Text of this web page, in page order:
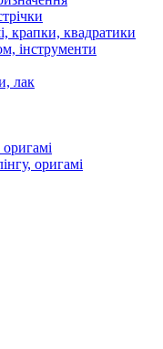
крапки, квадратики
інструменти
лак
оригамі